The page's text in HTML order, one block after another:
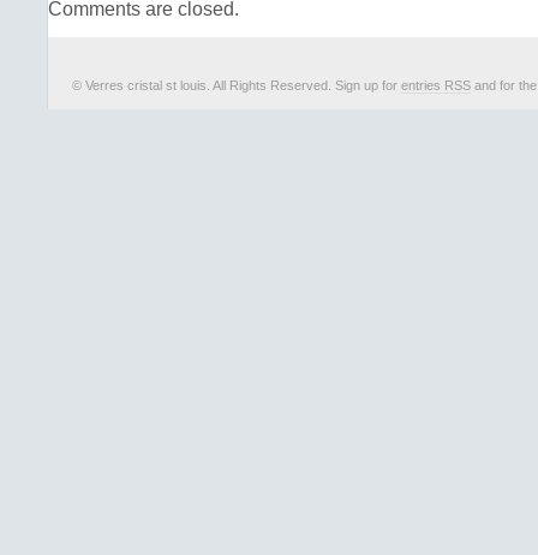
Comments are closed.
© Verres cristal st louis. All Rights Reserved. Sign up for entries RSS and for